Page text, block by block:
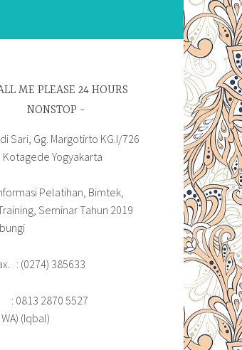
ME PLEASE 24 HOURS
NONSTOP
Sari, Gg. Margotirto KG.I/726
Kotagede Yogyakarta
Pelatihan, Bimtek,
Seminar Tahun 2019
: (0274) 385633
2870 5527
(Iqbal)